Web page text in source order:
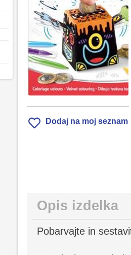
Dodaj na moj seznam
Opis izdelka
Pobarvajte in